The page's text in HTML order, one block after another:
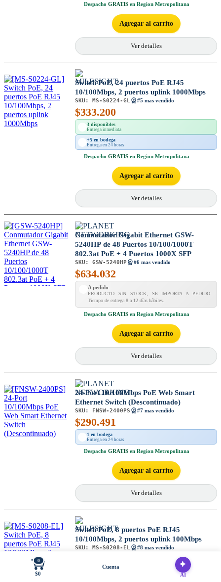
Despacho GRATIS en Region Metropolitana
Agregar al carrito
Ver detalles
Switch PoE, 24 puertos PoE RJ45
10/100Mbps, 2 puertos uplink 1000Mbps
SKU: MS-S0224-GL #5 mas vendido
$333.200
3 disponibles
Entrega inmediata
+5 en bodega
Entrega en 24 horas
Despacho GRATIS en Region Metropolitana
Agregar al carrito
Ver detalles
Conmutador Gigabit Ethernet GSW-
5240HP de 48 Puertos 10/100/1000T
802.3at PoE + 4 Puertos 1000X SFP
SKU: GSW-5240HP #6 mas vendido
$634.032
A pedido
PRODUCTO SIN STOCK, SE IMPORTA A PEDIDO.
Tiempo de entrega 8 a 12 días hábiles.
Despacho GRATIS en Region Metropolitana
Agregar al carrito
Ver detalles
24-Port 10/100Mbps PoE Web Smart
Ethernet Switch (Descontinuado)
SKU: FNSW-2400PS #7 mas vendido
$290.491
1 en bodega
Entrega en 24 horas
Despacho GRATIS en Region Metropolitana
Agregar al carrito
Ver detalles
Switch PoE, 8 puertos PoE RJ45
10/100Mbps, 2 puertos uplink 100Mbps
SKU: MS-S0208-EL #8 mas vendido
0
$0
Cuenta
AI